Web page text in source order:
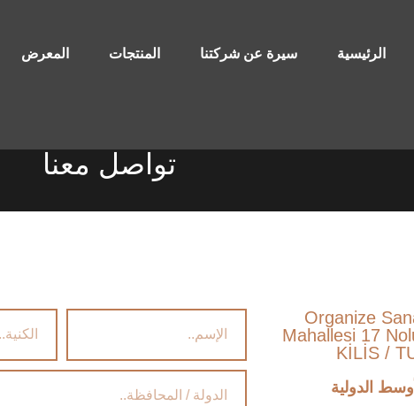
الرئيسية سيرة عن شركتنا المنتجات المعرض
تواصل معنا
Organize
Mahallesi 17
KİLİS /
الدولية